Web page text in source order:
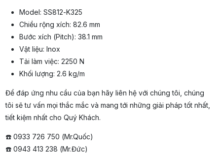
Model: SS812-K325
Chiều rộng xích: 82.6 mm
Bước xích (Pitch): 38.1 mm
Vật liệu: Inox
Tải làm việc: 2250 N
Khối lượng: 2.6 kg/m
Để đáp ứng nhu cầu của bạn hãy liên hệ với chúng tôi, chúng
tôi sẽ tư vấn mọi thắc mắc và mang tới những giải pháp tốt nhất,
tiết kiệm nhất cho Quý Khách.
☎️ 0933 726 750 (Mr.Quốc)
☎️ 0943 413 238 (Mr.Đức)